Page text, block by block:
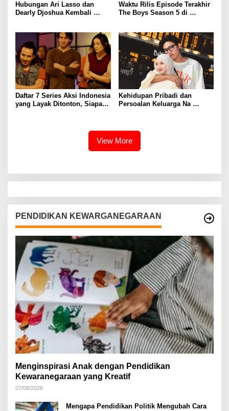
Hubungan Ari Lasso dan
Dearly Djoshua Kembali
Waktu Rilis Episode Terakhir
The Boys Season 5 di
Daftar 7 Series Aksi Indonesia
yang Layak Ditonton, Siapa
Kehidupan Pribadi dan
Persoalan Keluarga Na
View More
PENDIDIKAN KEWARGANEGARAAN
Menginspirasi Anak dengan Pendidikan
Kewaranegaraan yang Kreatif
07/08/2026
Mengapa Pendidikan Politik Mengubah Cara